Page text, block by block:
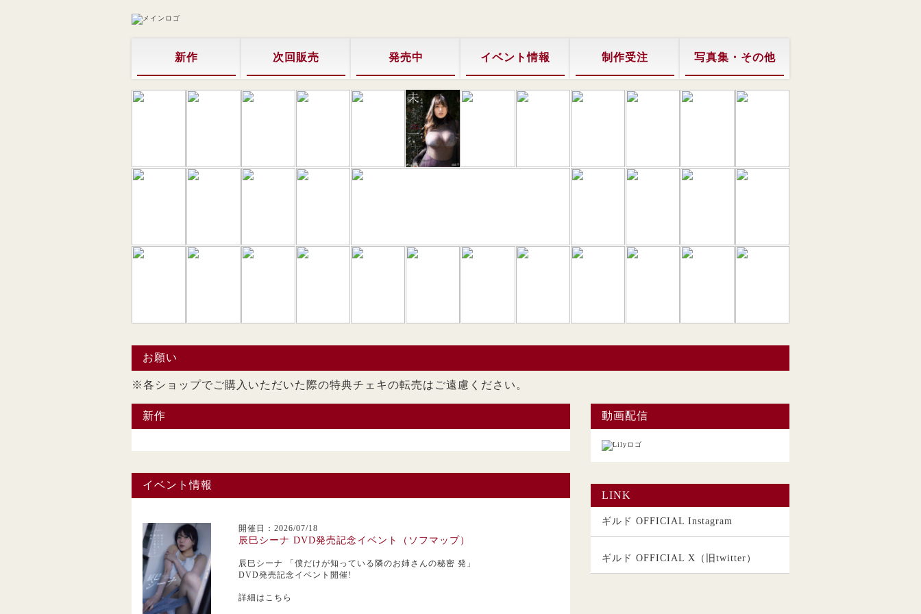
新作 次回販売 発売中 イベント情報 制作受注 写真集・その他
お願い
※各ショップでご購入いただいた際の特典チェキの転売はご遠慮ください。
新作
イベント情報
開催日：2026/07/18
辰巳シーナ DVD発売記念イベント（ソフマップ）
辰巳シーナ
「僕だけが知っている隣のお姉さんの秘密 発」
DVD発売記念イベント開催!
詳細はこちら
動画配信
LINK
ギルド OFFICIAL Instagram
ギルド OFFICIAL X（旧twitter）